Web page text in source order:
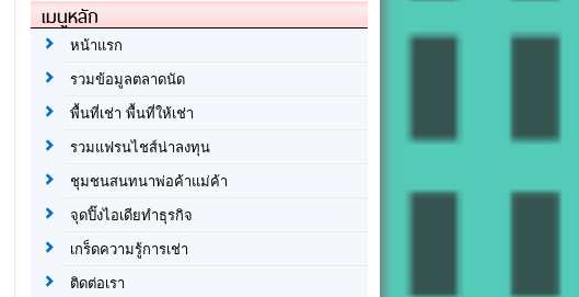
เมนูหลัก
หน้าแรก
รวมข้อมูลตลาดนัด
พื้นที่เช่า พื้นที่ให้เช่า
รวมแฟรนไชส์น่าลงทุน
ชุมชนสนทนาพ่อค้าแม่ค้า
จุดปิ๊งไอเดียทำธุรกิจ
เกร็ดความรู้การเช่า
ติดต่อเรา